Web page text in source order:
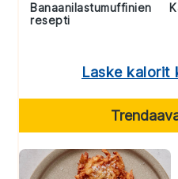
Banaanilastumuffinien
resepti
Laske kalorit